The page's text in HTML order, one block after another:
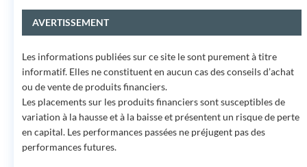
AVERTISSEMENT
Les informations publiées sur ce site le sont purement à titre
informatif. Elles ne constituent en aucun cas des conseils d’achat
ou de vente de produits financiers.
Les placements sur les produits financiers sont susceptibles de
variation à la hausse et à la baisse et présentent un risque de perte
en capital. Les performances passées ne préjugent pas des
performances futures.